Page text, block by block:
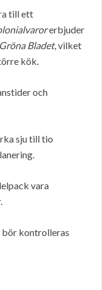
till ett
erbjuder
Gröna Bladet, vilket
kök.
och
sju till tio
vara
kontrolleras